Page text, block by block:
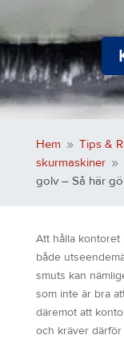
Hem 9 Tips &
skurmaskiner 9
golv – Så här
Att hålla
både
smuts kan
som inte är bra
däremot att
och kräver